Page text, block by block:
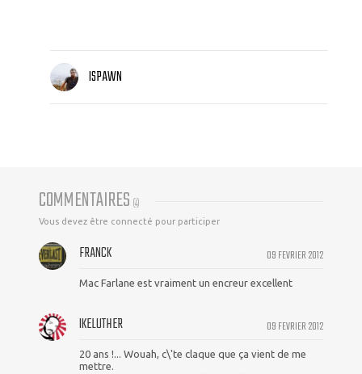
ISPAWN
COMMENTAIRES (4)
Vous devez être connecté pour participer
09 FEVRIER 2012
FRANCK
Mac Farlane est vraiment un encreur excellent
09 FEVRIER 2012
IKELUTHER
20 ans !... Wouah, c\'te claque que ça vient de me
mettre.